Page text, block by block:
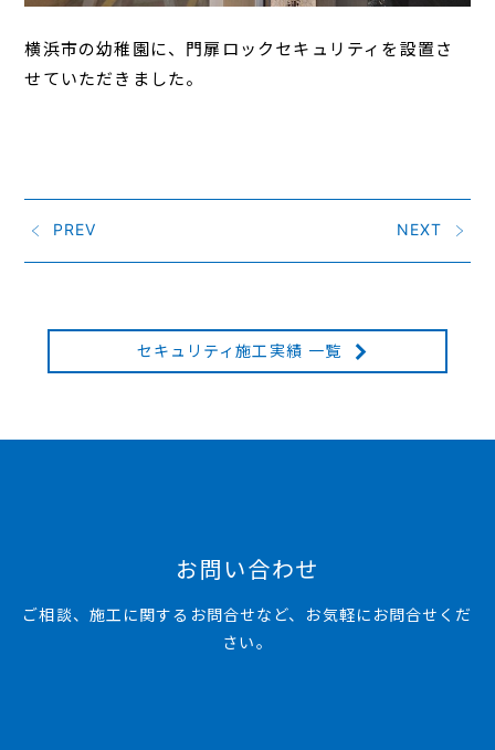
横浜市の幼稚園に、門扉ロックセキュリティを設置さ
せていただきました。
PREV NEXT
セキュリティ施工実績 一覧
お問い合わせ
ご相談、施工に関するお問合せなど、お気軽にお問合せくだ
さい。